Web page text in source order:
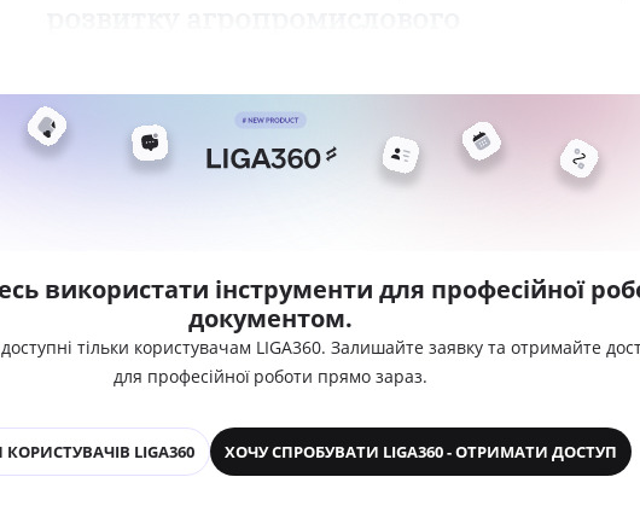
використати інструменти для професійної
документом.
тільки користувачам LIGA360. Залишайте заявку та отримайте
для професійної роботи прямо зараз.
LIGA360 ХОЧУ СПРОБУВАТИ LIGA360 - ОТРИМАТИ ДОСТУП